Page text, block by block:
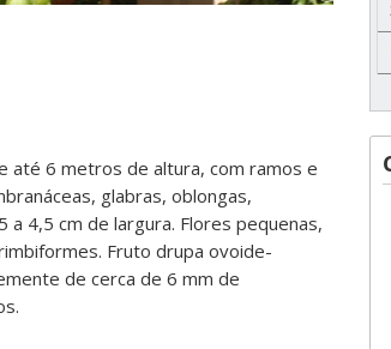
até 6 metros de altura, com ramos e
glabras, oblongas,
4,5 cm de largura. Flores pequenas,
Fruto drupa ovoide-
de cerca de 6 mm de
.